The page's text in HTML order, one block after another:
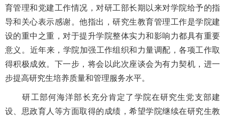
育管理和党建工作情况，对研工部长期以来对学院给予的指
导和关心表示感谢。他指出，研究生教育管理工作是学院建
设的重中之重，对于提升学院整体实力和影响力都具有重要
意义‌。近年来，学院加强工作组织和力量调配，各项工作取
得积极成效。下一步，将会以此次座谈会为有力契机，进一
步提高研究生培养质量和管理服务水平。
研工部何海洋部长充分肯定了学院在研究生党支部建
设、思政育人等方面取得的成绩，希望学院继续在研究生教